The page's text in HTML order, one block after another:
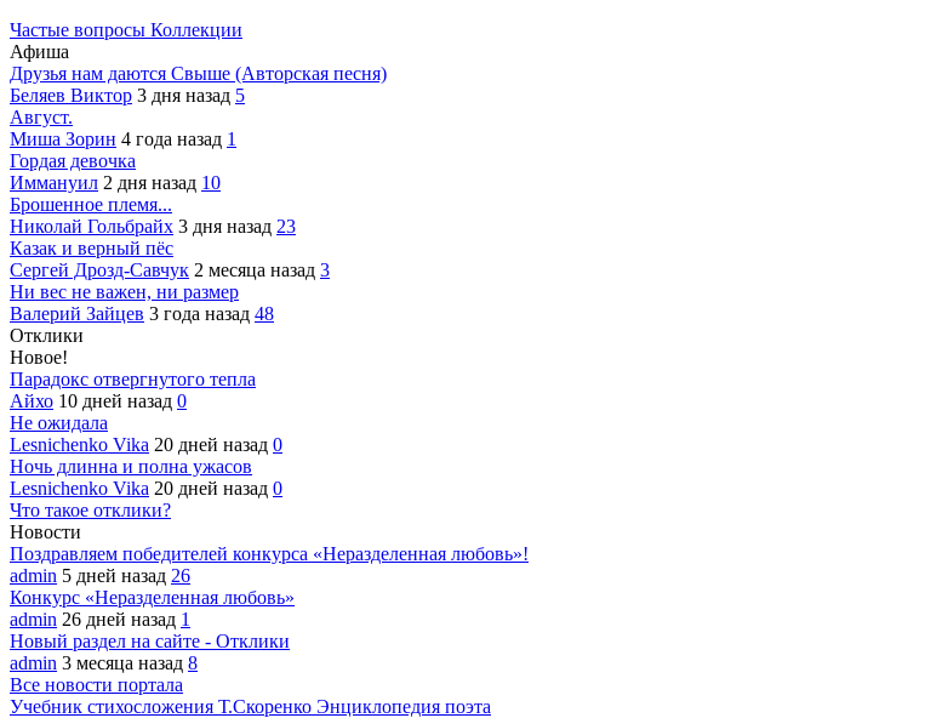
Частые вопросы Коллекции
Афиша
Друзья нам даются Свыше (Авторская песня)
Беляев Виктор 3 дня назад 5
Август.
Миша Зорин 4 года назад 1
Гордая девочка
Иммануил 2 дня назад 10
Брошенное племя...
Николай Гольбрайх 3 дня назад 23
Казак и верный пёс
Сергей Дрозд-Савчук 2 месяца назад 3
Ни вес не важен, ни размер
Валерий Зайцев 3 года назад 48
Отклики
Новое!
Парадокс отвергнутого тепла
Айхо 10 дней назад 0
Не ожидала
Lesnichenko Vika 20 дней назад 0
Ночь длинна и полна ужасов
Lesnichenko Vika 20 дней назад 0
Что такое отклики?
Новости
Поздравляем победителей конкурса «Неразделенная любовь»!
admin 5 дней назад 26
Конкурс «Неразделенная любовь»
admin 26 дней назад 1
Новый раздел на сайте - Отклики
admin 3 месяца назад 8
Все новости портала
Учебник стихосложения Т.Скоренко Энциклопедия поэта